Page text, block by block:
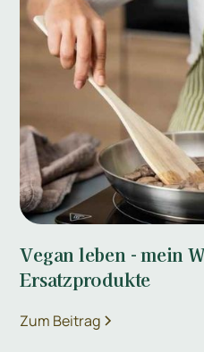
Vegan leben - mein
Ersatzprodukte
Zum Beitrag